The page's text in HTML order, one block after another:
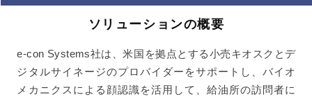
ソリューションの概要
e-con Systems社は、米国を拠点とする小売キオスクとデ
ジタルサイネージのプロバイダーをサポートし、バイオ
メカニクスによる顔認識を活用して、給油所の訪問者に